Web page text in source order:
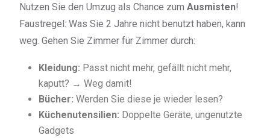
Nutzen Sie den Umzug als Chance zum Ausmisten!
Faustregel: Was Sie 2 Jahre nicht benutzt haben, kann
weg. Gehen Sie Zimmer für Zimmer durch:
Kleidung: Passt nicht mehr, gefällt nicht mehr,
kaputt? → Weg damit!
Bücher: Werden Sie diese je wieder lesen?
Küchenutensilien: Doppelte Geräte, ungenutzte
Gadgets